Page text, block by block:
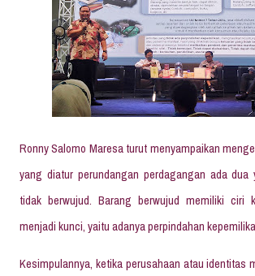
Ronny Salomo Maresa turut menyampaikan
yang diatur perundangan perdagangan ada
tidak berwujud. Barang berwujud memiliki ciri
menjadi kunci, yaitu adanya perpindahan
Kesimpulannya, ketika perusahaan atau identitas